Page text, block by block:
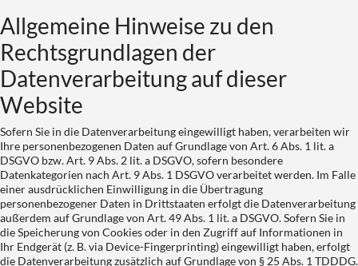
Allgemeine Hinweise zu den
Rechtsgrundlagen der
Datenverarbeitung auf dieser
Website
Sofern Sie in die Datenverarbeitung eingewilligt haben, verarbeiten wir
Ihre personenbezogenen Daten auf Grundlage von Art. 6 Abs. 1 lit. a
DSGVO bzw. Art. 9 Abs. 2 lit. a DSGVO, sofern besondere
Datenkategorien nach Art. 9 Abs. 1 DSGVO verarbeitet werden. Im Falle
einer ausdrücklichen Einwilligung in die Übertragung
personenbezogener Daten in Drittstaaten erfolgt die Datenverarbeitung
außerdem auf Grundlage von Art. 49 Abs. 1 lit. a DSGVO. Sofern Sie in
die Speicherung von Cookies oder in den Zugriff auf Informationen in
Ihr Endgerät (z. B. via Device-Fingerprinting) eingewilligt haben, erfolgt
die Datenverarbeitung zusätzlich auf Grundlage von § 25 Abs. 1 TDDDG.